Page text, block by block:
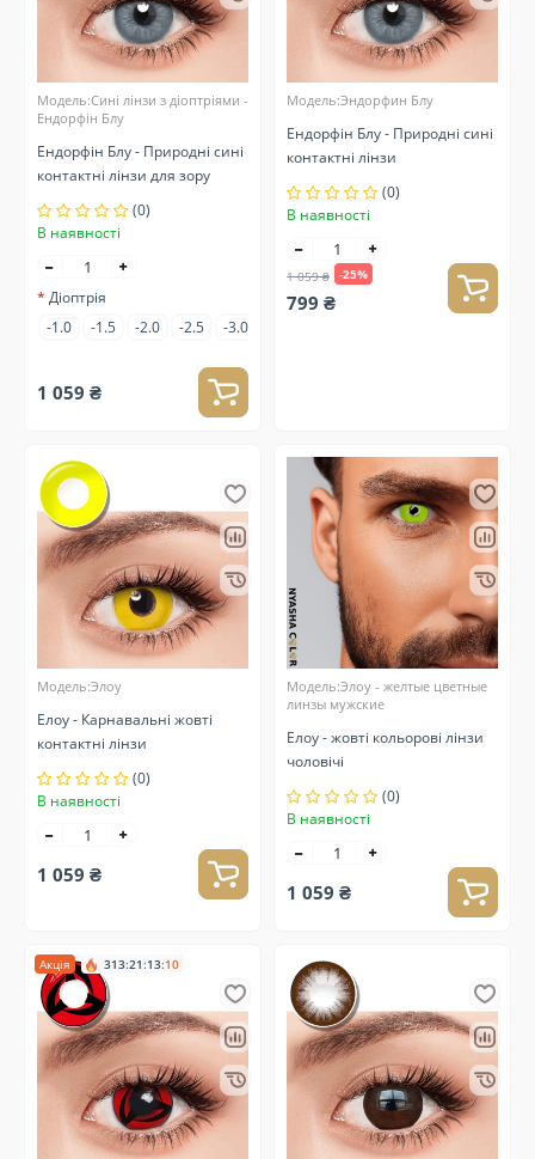
Модель:Сині лінзи з діоптріями -
Ендорфін Блу
Ендорфін Блу - Природні сині
контактні лінзи для зору
(0)
В наявності
Діоптрія
-1.0
-1.5 -2.0 -2.5 -3.0
1 059 ₴
Модель:Эндорфин Блу
Ендорфін Блу - Природні сині
контактні лінзи
(0)
В наявності
1 059 ₴ -25%
799 ₴
Модель:Элоу
Елоу - Карнавальні жовті
контактні лінзи
(0)
В наявності
1 059 ₴
Модель:Элоу - желтые цветные
линзы мужские
Елоу - жовті кольорові лінзи
чоловічі
(0)
В наявності
1 059 ₴
Акція 313:21:13:10